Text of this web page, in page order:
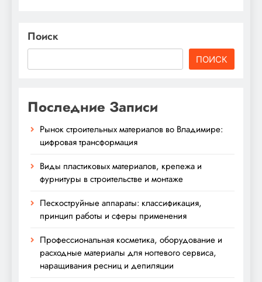
Поиск
ПОИСК
Последние Записи
Рынок строительных материалов во Владимире:
цифровая трансформация
Виды пластиковых материалов, крепежа и
фурнитуры в строительстве и монтаже
Пескоструйные аппараты: классификация,
принцип работы и сферы применения
Профессиональная косметика, оборудование и
расходные материалы для ногтевого сервиса,
наращивания ресниц и депиляции